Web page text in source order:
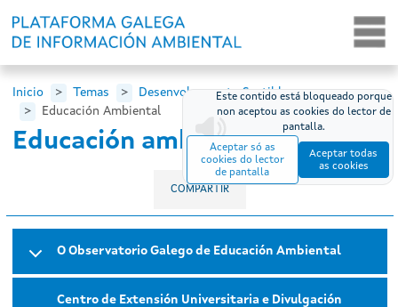
Inicio Temas
Desenvolvemento Sostible
Educación Ambiental
Educación ambiental
Este contido está bloqueado porque
non aceptou as cookies do lector de
pantalla.
Aceptar só as
cookies do lector
de pantalla
Aceptar todas
as cookies
COMPARTIR
O Observatorio Galego de Educación Ambiental
Centro de Extensión Universitaria e Divulgación